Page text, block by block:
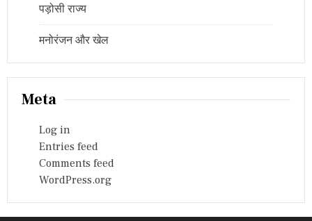
पड़ोसी राज्य
मनोरंजन और खेल
Meta
Log in
Entries feed
Comments feed
WordPress.org